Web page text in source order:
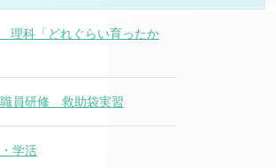
科「どれぐらい育ったか
員研修 救助袋実習
学活